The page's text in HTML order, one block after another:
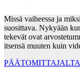
Missä vaiheessa ja
suosittava. Nykyään
tekevät ovat
itsensä muuten kuin